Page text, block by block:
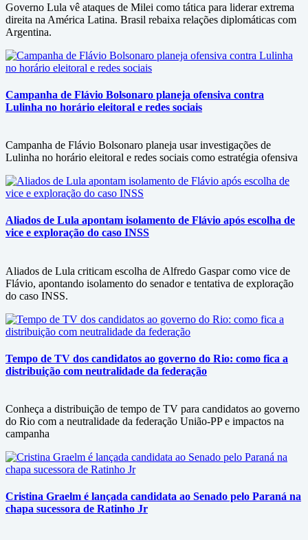
Governo Lula vê ataques de Milei como tática para liderar extrema
direita na América Latina. Brasil rebaixa relações diplomáticas com
Argentina.
Campanha de Flávio Bolsonaro planeja ofensiva contra
Lulinha no horário eleitoral e redes sociais
Campanha de Flávio Bolsonaro planeja usar investigações de
Lulinha no horário eleitoral e redes sociais como estratégia ofensiva
Aliados de Lula apontam isolamento de Flávio após escolha de
vice e exploração do caso INSS
Aliados de Lula criticam escolha de Alfredo Gaspar como vice de
Flávio, apontando isolamento do senador e tentativa de exploração
do caso INSS.
Tempo de TV dos candidatos ao governo do Rio: como fica a
distribuição com neutralidade da federação
Conheça a distribuição de tempo de TV para candidatos ao governo
do Rio com a neutralidade da federação União-PP e impactos na
campanha
Cristina Graelm é lançada candidata ao Senado pelo Paraná na
chapa sucessora de Ratinho Jr